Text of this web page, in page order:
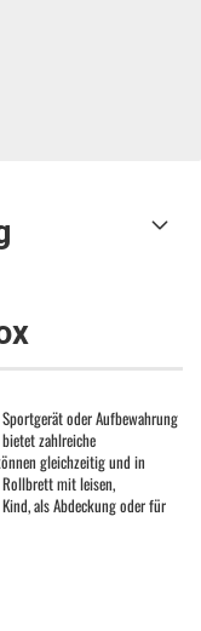
oder Aufbewahrung
zahlreiche
gleichzeitig und in
mit leisen,
als Abdeckung oder für